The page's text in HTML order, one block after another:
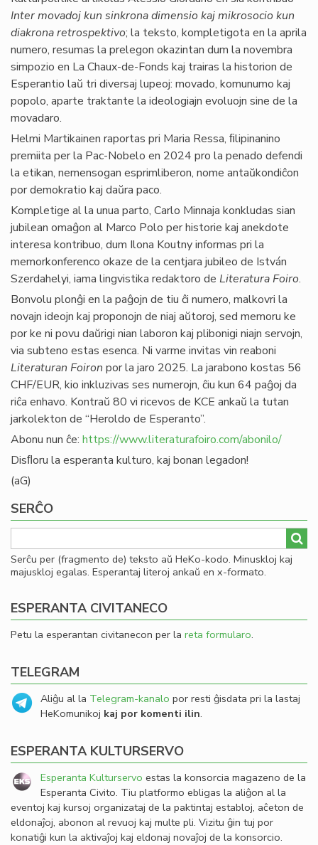
Inter movadoj kun sinkrona dimensio kaj mikrosocio kun
diakrona retrospektivo; la teksto, kompletigota en la aprila
numero, resumas la prelegon okazintan dum la novembra
simpozio en La Chaux-de-Fonds kaj trairas la historion de
Esperantio laŭ tri diversaj lupeoj: movado, komunumo kaj
popolo, aparte traktante la ideologiajn evoluojn sine de la
movadaro.
Helmi Martikainen raportas pri Maria Ressa, ﬁlipinanino
premiita per la Pac-Nobelo en 2024 pro la penado defendi
la etikan, nemensogan esprimliberon, nome antaŭkondiĉon
por demokratio kaj daŭra paco.
Kompletige al la unua parto, Carlo Minnaja konkludas sian
jubilean omaĝon al Marco Polo per historie kaj anekdote
interesa kontribuo, dum Ilona Koutny informas pri la
memorkonferenco okaze de la centjara jubileo de István
Szerdahelyi, iama lingvistika redaktoro de Literatura Foiro.
Bonvolu plonĝi en la paĝojn de tiu ĉi numero, malkovri la
novajn ideojn kaj proponojn de niaj aŭtoroj, sed memoru ke
por ke ni povu daŭrigi nian laboron kaj plibonigi niajn servojn,
via subteno estas esenca. Ni varme invitas vin reaboni
Literaturan Foiron por la jaro 2025. La jarabono kostas 56
CHF/EUR, kio inkluzivas ses numerojn, ĉiu kun 64 paĝoj da
riĉa enhavo. Kontraŭ 80 vi ricevos de KCE ankaŭ la tutan
jarkolekton de “Heroldo de Esperanto”.
Abonu nun ĉe: https://www.literaturafoiro.com/abonilo/
Disﬂoru la esperanta kulturo, kaj bonan legadon!
(aG)
SERĈO
Serĉu per (fragmento de) teksto aŭ HeKo-kodo. Minuskloj kaj
majuskloj egalas. Esperantaj literoj ankaŭ en x-formato.
ESPERANTA CIVITANECO
Petu la esperantan civitanecon per la reta formularo.
TELEGRAM
Aliĝu al la Telegram-kanalo por resti ĝisdata pri la lastaj
HeKomunikoj kaj por komenti ilin.
ESPERANTA KULTURSERVO
Esperanta Kulturservo estas la konsorcia magazeno de la
Esperanta Civito. Tiu platformo ebligas la aliĝon al la
eventoj kaj kursoj organizataj de la paktintaj establoj, aĉeton de
eldonaĵoj, abonon al revuoj kaj multe pli. Vizitu ĝin tuj por
konatiĝi kun la aktivaĵoj kaj eldonaj novaĵoj de la konsorcio.